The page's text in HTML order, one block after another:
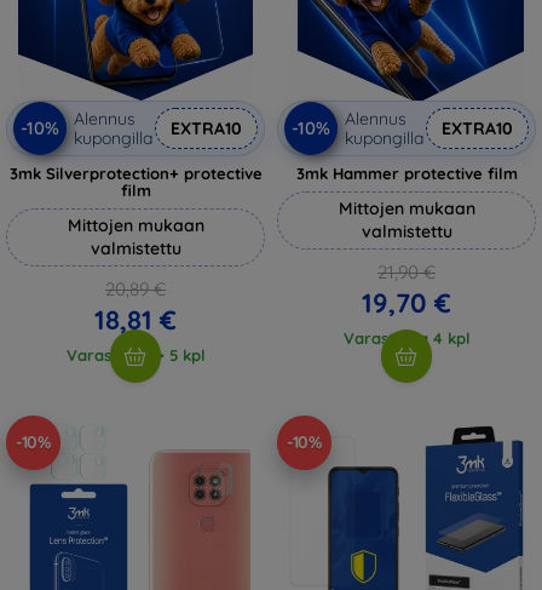
-10%
Alennus
kupongilla
EXTRA10
3mk Silverprotection+ protective
film
Mittojen mukaan
valmistettu
20,89 €
18,81 €
Varastossa > 5 kpl
-10%
Alennus
kupongilla
EXTRA10
3mk Hammer protective film
Mittojen mukaan
valmistettu
21,90 €
19,70 €
Varastossa 4 kpl
-10% -10%